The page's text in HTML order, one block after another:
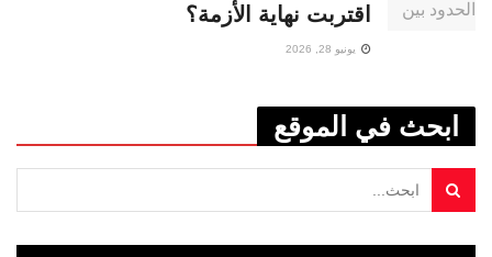
اقتربت نهاية الأزمة؟
يونيو 28, 2026
ابحث في الموقع